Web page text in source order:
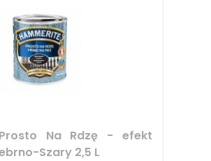
Na Rdzę - efekt
Szary 2,5 L